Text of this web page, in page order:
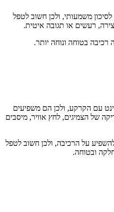
משמעותי, ולכן חשוב לטפל
רעשים או תגובה איטית.
בטוחה ונוחה יותר.
עם הקרקע, ולכן הם משפיעים
של הצמיגים, לחץ אוויר, מיסבים
על הרכיבה, ולכן חשוב לטפל
ובטוחה.